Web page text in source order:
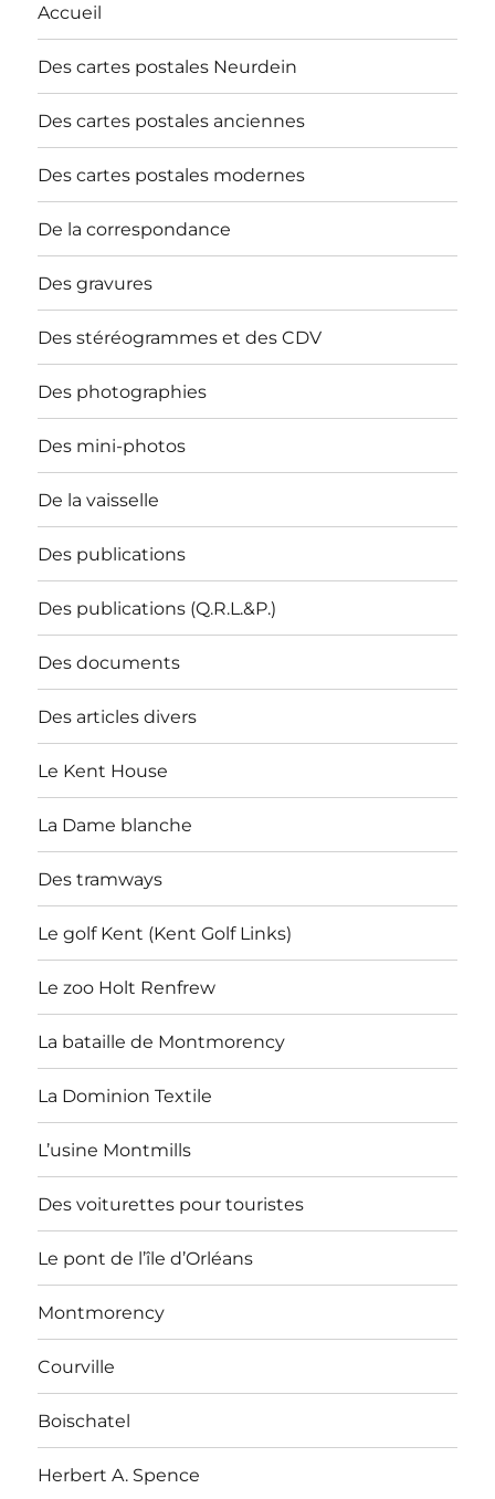
Accueil
Des cartes postales Neurdein
Des cartes postales anciennes
Des cartes postales modernes
De la correspondance
Des gravures
Des stéréogrammes et des CDV
Des photographies
Des mini-photos
De la vaisselle
Des publications
Des publications (Q.R.L.&P.)
Des documents
Des articles divers
Le Kent House
La Dame blanche
Des tramways
Le golf Kent (Kent Golf Links)
Le zoo Holt Renfrew
La bataille de Montmorency
La Dominion Textile
L’usine Montmills
Des voiturettes pour touristes
Le pont de l’île d’Orléans
Montmorency
Courville
Boischatel
Herbert A. Spence